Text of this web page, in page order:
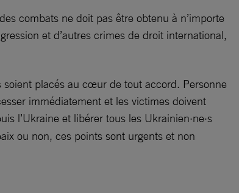
combats ne doit pas être obtenu à n’importe
et d’autres crimes de droit international,
placés au cœur de tout accord. Personne
immédiatement et les victimes doivent
l’Ukraine et libérer tous les Ukrainien·ne·s
ou non, ces points sont urgents et non